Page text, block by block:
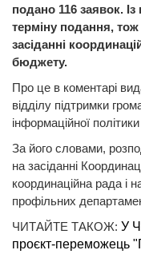
подано 116 заявок. Із
терміну подання,
засіданні
бюджету.
Про це в коментарі
відділу підтримки
інформаційної
За його словами,
на засіданні
координаційна рада і
профільних
ЧИТАЙТЕ ТАКОЖ: У
проєкт-переможець